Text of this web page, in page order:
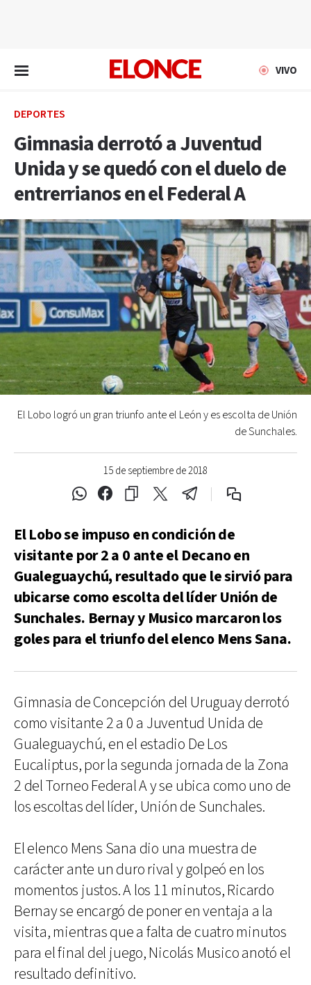
VIVO
DEPORTES
Gimnasia derrotó a Juventud
Unida y se quedó con el duelo de
entrerrianos en el Federal A
15 de septiembre de 2018
El Lobo logró un gran triunfo ante el León y es escolta de Unión
de Sunchales.
El Lobo se impuso en condición de
visitante por 2 a 0 ante el Decano en
Gualeguaychú, resultado que le sirvió para
ubicarse como escolta del líder Unión de
Sunchales. Bernay y Musico marcaron los
goles para el triunfo del elenco Mens Sana.
Gimnasia de Concepción del Uruguay derrotó
como visitante 2 a 0 a Juventud Unida de
Gualeguaychú, en el estadio De Los
Eucaliptus, por la segunda jornada de la Zona
2 del Torneo Federal A y se ubica como uno de
los escoltas del líder, Unión de Sunchales.
El elenco Mens Sana dio una muestra de
carácter ante un duro rival y golpeó en los
momentos justos. A los 11 minutos, Ricardo
Bernay se encargó de poner en ventaja a la
visita, mientras que a falta de cuatro minutos
para el final del juego, Nicolás Musico anotó el
resultado definitivo.